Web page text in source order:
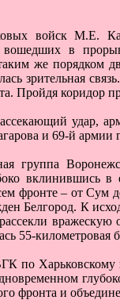
войск М.Е.
вошедших в
же порядком
зрительная
Пройдя коридор
удар,
и 69-й армии
группа
вклинившись в
фронте – от Сум
Белгород. К
вражескую
55-
по Харьковскому
фронта и